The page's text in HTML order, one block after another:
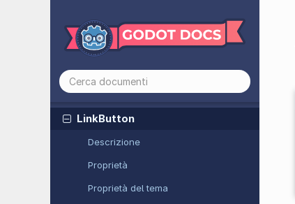
LightOccluder2D
LimitAngularVelocityModifier3D
Line2D
LineEdit
LinkButton
Descrizione
Proprietà
Proprietà del tema